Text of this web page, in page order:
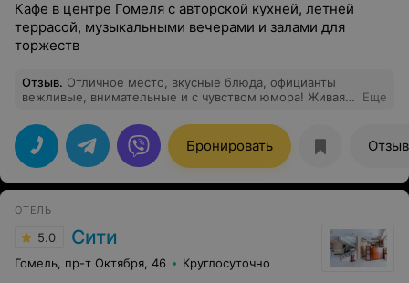
Кафе в центре Гомеля с авторской кухней, летней
террасой, музыкальными вечерами и залами для
торжеств
Отзыв. Отличное место, вкусные блюда, официанты
вежливые, внимательные и с чувством юмора! Живая
большое!
Еще
Бронировать
ОТЕЛЬ
5.0 Сити
Гомель, пр-т Октября, 46 Круглосуточно